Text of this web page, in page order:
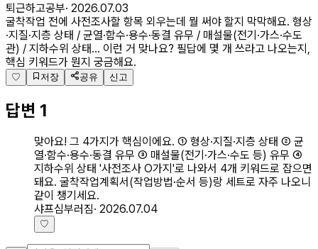
퇴근하고공부· 2026.07.03
굴착작업 전에 사전조사할 항목 외우는데 뭘 써야 할지 막막해요. 형상
·지질·지층 상태 / 균열·함수·용수·동결 유무 / 매설물(전기·가스·수도
관) / 지하수위 상태… 이런 거 맞나요? 필답에 몇 개 쓰라고 나오는지,
핵심 키워드가 뭔지 궁금해요.
♡ 저장 공유 신고
답변 1
맞아요! 그 4가지가 핵심이에요. ① 형상·지질·지층 상태 ② 균
열·함수·용수·동결 유무 ③ 매설물(전기·가스·수도 등) 유무 ④
지하수위 상태 '사전조사 O가지'로 나와서 4개 키워드로 잡으면
돼요. 굴착작업계획서(작업방법·순서 등)랑 세트로 자주 나오니
같이 챙기세요.
샤프심부러짐· 2026.07.04
♡